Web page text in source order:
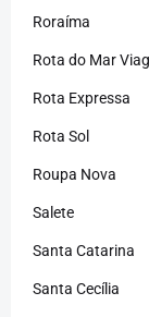
Roraíma
Rota do Mar
Rota Expressa
Rota Sol
Roupa Nova
Salete
Santa Catarina
Santa Cecília